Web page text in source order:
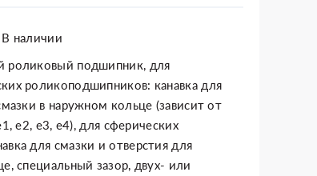
наличии
роликовый подшипник, для
роликоподшипников: канавка для
в наружном кольце (зависит от
e2, e3, e4), для сферических
для смазки и отверстия для
специальный зазор, двух- или